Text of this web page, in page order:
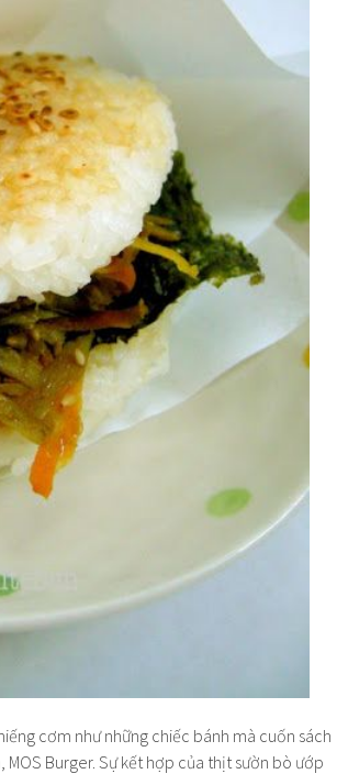
cơm như những chiếc bánh mà cuốn sách
Burger. Sự kết hợp của thịt sườn bò ướp